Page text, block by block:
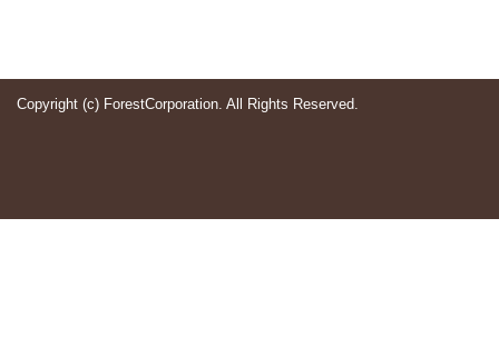
Copyright (c) ForestCorporation. All Rights Reserved.